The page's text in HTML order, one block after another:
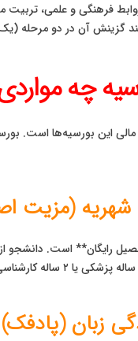
فرهنگی و علمی،
آن در دو مرحله
چه